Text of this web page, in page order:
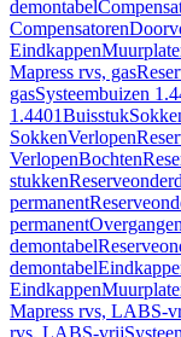
demontabel
Compensatoren
Eindkappen
Mapress rvs, gas
gasSysteembuizen
1.4401Buisstuk
SokkenVerlopen
VerlopenBochten
stukken
permanent
permanent
demontabel
demontabel
Eindkappen
Mapress rvs, LABS-
rvs, LABS-vrij